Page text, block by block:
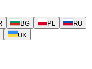
BG PL
RU
UK